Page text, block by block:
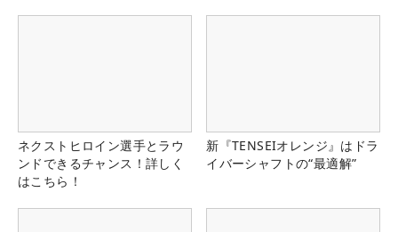
ネクストヒロイン選手とラウ
ンドできるチャンス！詳しく
はこちら！
新『TENSEIオレンジ』はドラ
イバーシャフトの“最適解”